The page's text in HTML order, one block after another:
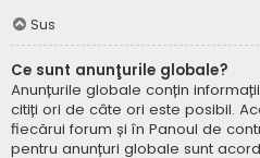
Sus
Ce sunt anunţurile globale?
Anunțurile globale conțin
citiți ori de câte ori este posibil.
fiecărui forum și în Panoul de
pentru anunțuri globale sunt